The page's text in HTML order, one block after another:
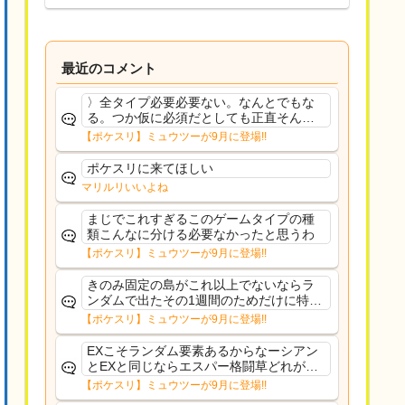
最近のコメント
〉全タイプ必要必要ない。なんとでもな
る。つか仮に必須だとしても正直そんな
もんに付き合う気は無い。運営は時間の
リソースを甘く見すぎなのよ。ポケスリ
やったことないやろうなと思ってる。〉
ラピスEX最短二年後...
【ポケスリ】ミュウツーが9月に登場!!
ポケスリに来てほしい
マリルリいいよね
まじでこれすぎるこのゲームタイプの種
類こんなに分ける必要なかったと思うわ
【ポケスリ】ミュウツーが9月に登場!!
きのみ固定の島がこれ以上でないならラ
ンダムで出たその1週間のためだけに特定
のタイプにリソース割くのなんだかむな
しい気がするわ出番がないってわけじゃ
ないから無駄ではないんだけど
【ポケスリ】ミュウツーが9月に登場!!
EXこそランダム要素あるからなーシアン
とEXと同じならエスパー格闘草どれが事
前に来るか分からんから、積む必要があ
るミュウツーは使いにくくね？って思っ
【ポケスリ】ミュウツーが9月に登場!!